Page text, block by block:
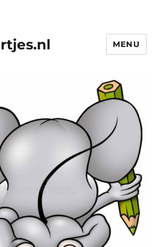
MENU